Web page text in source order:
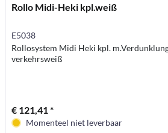
Rollo Midi-Heki kpl.weiß
E5038
Rollosystem Midi Heki kpl.
verkehrsweiß
€ 121,41 *
Momenteel niet leverbaar